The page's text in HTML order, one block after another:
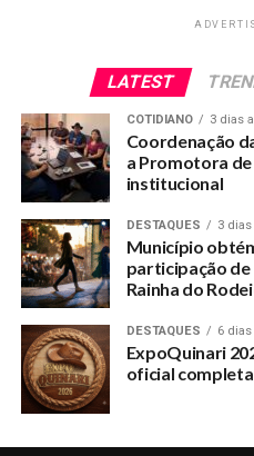
LATEST
COTIDIANO 3 dias
Coordenação
a Promotora
institucional
DESTAQUES 3
Município
participação de
Rainha do
DESTAQUES 6
ExpoQuinari
oficial completa